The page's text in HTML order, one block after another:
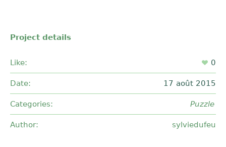
Project details
Like: 0
Date: 17 août 2015
Categories: Puzzle
Author: sylviedufeu